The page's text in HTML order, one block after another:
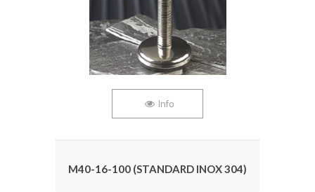
Info
M40-16-100 (STANDARD INOX 304)